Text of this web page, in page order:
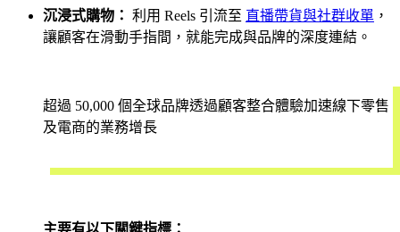
沉浸式購物： 利用 Reels 引流至 直播帶貨與社群收單 ，
讓顧客在滑動手指間，就能完成與品牌的深度連結。
超過 50,000 個全球品牌透過顧客整合體驗加速線下零售
及電商的業務增長